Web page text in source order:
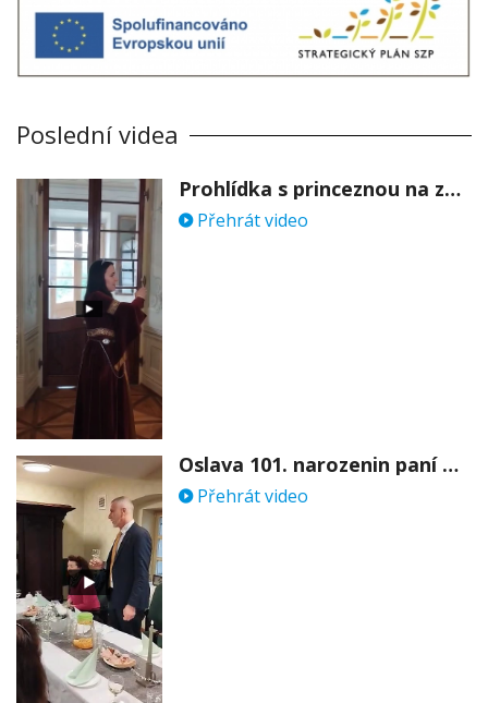
Poslední videa
Prohlídka s princeznou na zámku Stekník
Přehrát video
Oslava 101. narozenin paní Věry Skořepové
Přehrát video